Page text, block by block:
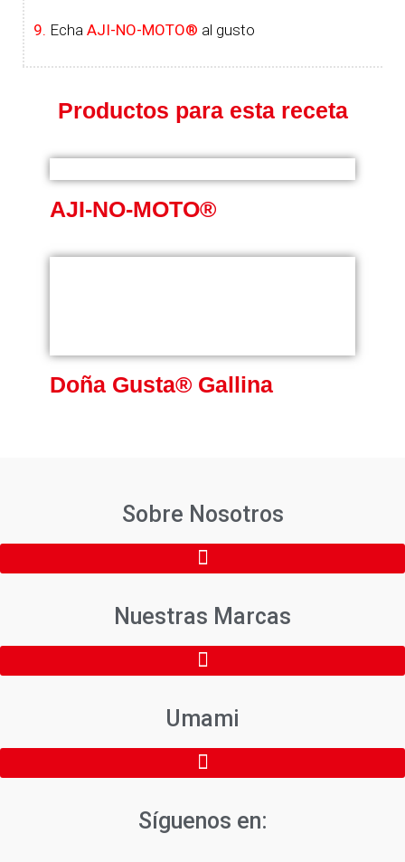
9. Echa AJI-NO-MOTO® al gusto
Productos para esta receta
AJI-NO-MOTO®
Doña Gusta® Gallina
Sobre Nosotros
Nuestras Marcas
Umami
Síguenos en: